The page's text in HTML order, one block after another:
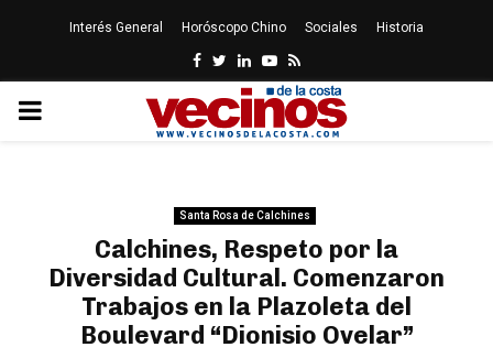
Interés General Horóscopo Chino Sociales Historia
Facebook
Twitter
LinkedinYoutube
Rss
PRIMARY
Santa Rosa de Calchines
Calchines, Respeto por la
Diversidad Cultural. Comenzaron
Trabajos en la Plazoleta del
Boulevard “Dionisio Ovelar”